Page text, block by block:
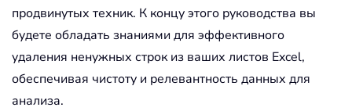
продвинутых техник. К концу этого руководства вы
будете обладать знаниями для эффективного
удаления ненужных строк из ваших листов Excel,
обеспечивая чистоту и релевантность данных для
анализа.